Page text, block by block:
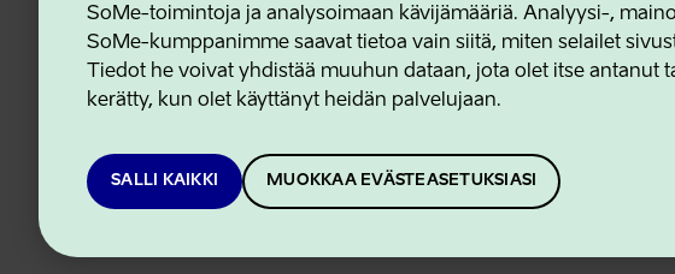
SoMe-toimintoja ja analysoimaan kävijämääriä. Analyysi-,
SoMe-kumppanimme saavat tietoa vain siitä, miten selailet
Tiedot he voivat yhdistää muuhun dataan, jota olet itse antanut
kerätty, kun olet käyttänyt heidän palvelujaan.
SALLI KAIKKI MUOKKAA EVÄSTEASETUKSIASI
Estonian Business and Innovation Agency